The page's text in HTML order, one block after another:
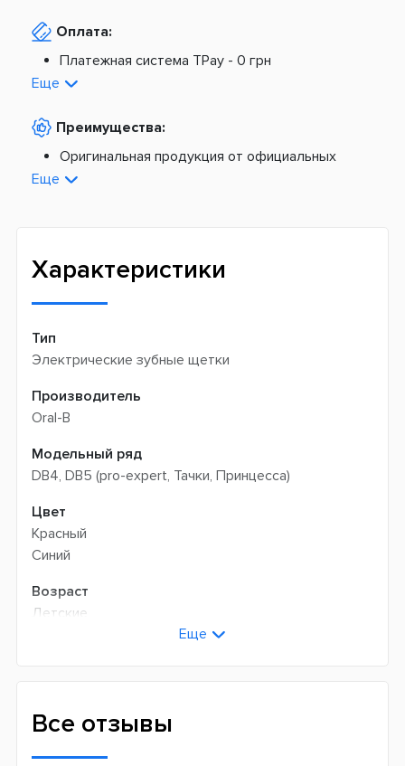
Из Европы от
Платная доставка по Украине:
По тарифам Укрпочты
Платная доставка из Европы:
Новая почта -
Оплата:
Платежная система TPay - 0 грн
На расчетный счет -
Еще
Преимущества:
Оригинальная продукция от официальных
поставщиков
Еще
Характеристики
Тип
Электрические зубные щетки
Производитель
Oral-B
Модельный ряд
DB4, DB5 (pro-expert, Тачки, Принцесса)
Цвет
Красный
Синий
Возраст
Детские
Количество оборотов в минуту
Еще
Все отзывы